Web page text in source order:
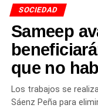
llegar tarde al
NOTICIAS
Charata deja
llega a 16°C
SOCIEDAD
Sameep
que no
Los trabajos se
Sáenz Peña para